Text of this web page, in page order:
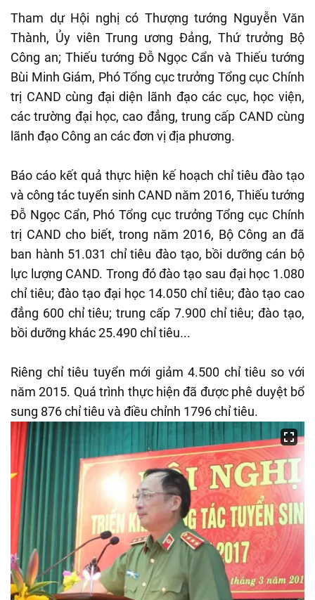
Tham dự Hội nghị có Thượng tướng Nguyễn Văn
Thành, Ủy viên Trung ương Đảng, Thứ trưởng Bộ
Công an; Thiếu tướng Đỗ Ngọc Cẩn và Thiếu tướng
Bùi Minh Giám, Phó Tổng cục trưởng Tổng cục Chính
trị CAND cùng đại diện lãnh đạo các cục, học viện,
các trường đại học, cao đẳng, trung cấp CAND cùng
lãnh đạo Công an các đơn vị địa phương.
Báo cáo kết quả thực hiện kế hoạch chỉ tiêu đào tạo
và công tác tuyển sinh CAND năm 2016, Thiếu tướng
Đỗ Ngọc Cẩn, Phó Tổng cục trưởng Tổng cục Chính
trị CAND cho biết, trong năm 2016, Bộ Công an đã
ban hành 51.031 chỉ tiêu đào tạo, bồi dưỡng cán bộ
lực lượng CAND. Trong đó đào tạo sau đại học 1.080
chỉ tiêu; đào tạo đại học 14.050 chỉ tiêu; đào tạo cao
đẳng 600 chỉ tiêu; trung cấp 7.900 chỉ tiêu; đào tạo,
bồi dưỡng khác 25.490 chỉ tiêu...
Riêng chỉ tiêu tuyển mới giảm 4.500 chỉ tiêu so với
năm 2015. Quá trình thực hiện đã được phê duyệt bổ
sung 876 chỉ tiêu và điều chỉnh 1796 chỉ tiêu.